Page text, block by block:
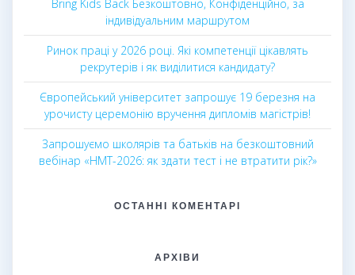
Bring Kids Back Безкоштовно, Конфіденційно, за
індивідуальним маршрутом
Ринок праці у 2026 році. Які компетенції цікавлять
рекрутерів і як виділитися кандидату?
Європейський університет запрошує 19 березня на
урочисту церемонію вручення дипломів магістрів!
Запрошуємо школярів та батьків на безкоштовний
вебінар «НМТ-2026: як здати тест і не втратити рік?»
ОСТАННІ КОМЕНТАРІ
АРХІВИ